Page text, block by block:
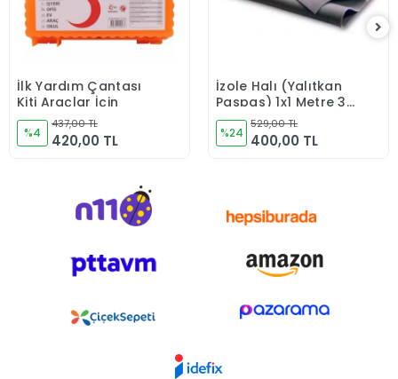
Sepete Ekle
İlk Yardım Çantası
Kiti Araçlar İçin
%4
437,00 TL
420,00 TL
Sepete Ekle
İzole Halı (Yalıtkan
Paspas) 1x1 Metre 3
MM
%24
529,00 TL
400,00 TL